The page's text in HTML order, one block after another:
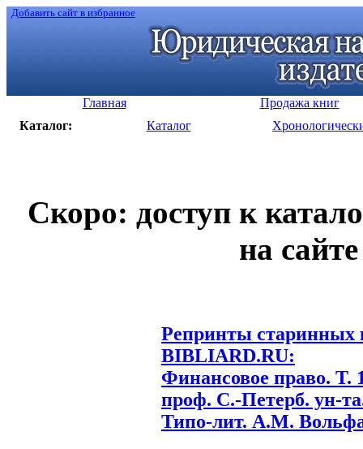
Добавить сайт в избранное
Главная
Продажа книг
Каталог:
Каталог
Скоро: доступ к
на
Репринты старинных
BIBLIARD.RU:
Финансовое право. Т.
проф. С.-Петерб. ун-
Типо-лит. А.М.